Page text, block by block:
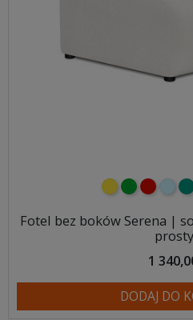
żółtyzielony
Fotel bez boków Serena |
1
DODAJ DO